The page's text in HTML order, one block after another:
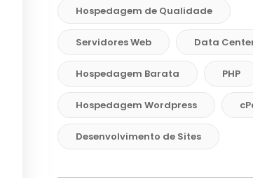
Hospedagem de Qualidade
Servidores Web Data
Hospedagem Barata PHP
Hospedagem Wordpress
Desenvolvimento de Sites